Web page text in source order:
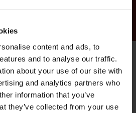
content and ads, to
and to analyse our traffic.
about your use of our site with
and analytics partners who
information that you’ve
they’ve collected from your use